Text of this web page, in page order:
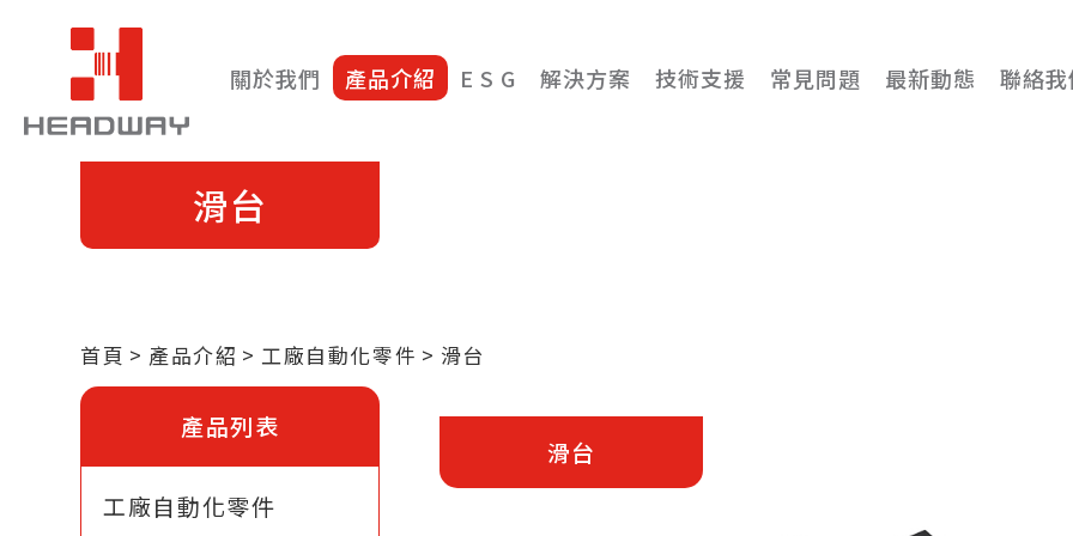
關於我們 產品介紹 E S G 解決方案 技術支援 常見問題 最新動態 聯絡
滑台
首頁 產品介紹 工廠自動化零件 滑台
產品列表
工廠自動化零件
滑台